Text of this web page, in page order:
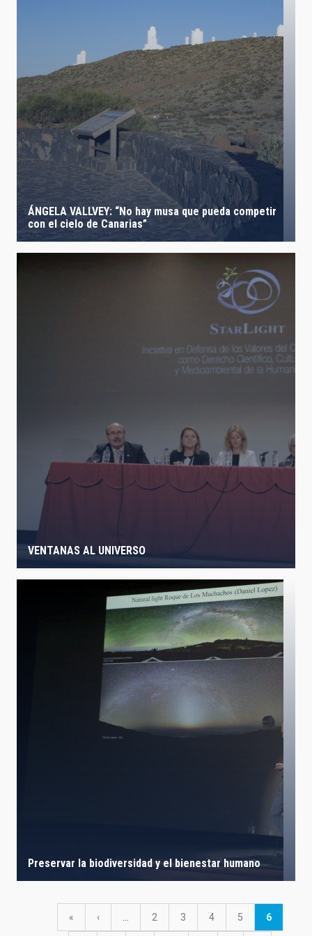
ÁNGELA VALLVEY: “No hay musa que pueda competir
con el cielo de Canarias”
VENTANAS AL UNIVERSO
Preservar la biodiversidad y el bienestar humano
Primera
«
Página
‹ Página
2 Página
3 Página
4 Página
5
Página
6